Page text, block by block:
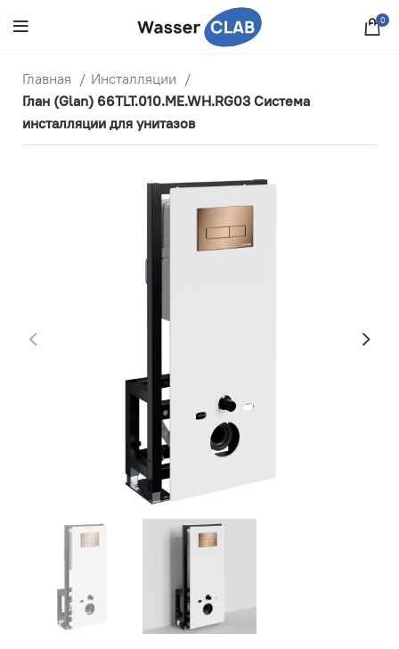
0
Главная
Инсталляции
Глан (Glan) 66TLT.010.ME.WH.RG03 Система
инсталляции для унитазов